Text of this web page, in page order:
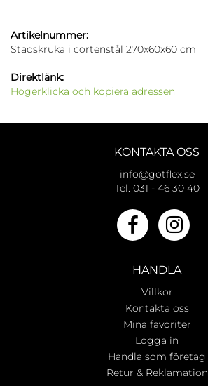
Artikelnummer:
Stadskruka i cortenstål 270x60x60 cm
Direktlänk:
Högerklicka och kopiera adressen
KONTAKTA OSS
info@gotflex.se
Tel. 031 - 46 30 40
HANDLA
Villkor
Kontakta oss
Mina favoriter
Logga in
Handla som företag
Retur & Reklamation